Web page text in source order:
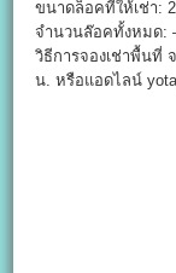
ขนาดล็อคที่ให้เช่า:
จำนวนล๊อคทั้งหมด:
วิธีการจองเช่าพื้นที่
น. หรือแอดไลน์